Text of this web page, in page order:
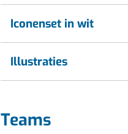
Iconenset in wit
Illustraties
Teams